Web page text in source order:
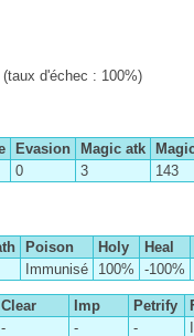
d'échec : 100%)
Evasion Magic atk
0 3 143
Poison Holy Heal
Immunisé 100% -100%
Clear Imp Petrify
- - -